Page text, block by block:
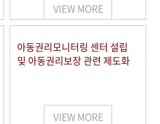
VIEW MORE
아동권리모니터링 센터 설립
및 아동권리보장 관련 제도화
VIEW MORE